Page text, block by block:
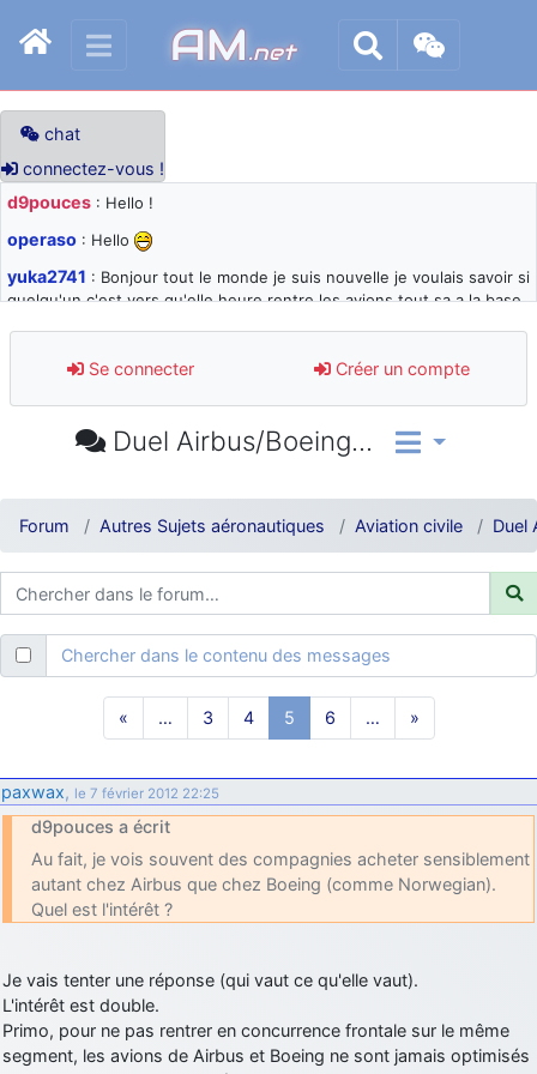
AM.net
chat
connectez-vous !
d9pouces : Hello !
operaso : Hello
yuka2741 : Bonjour tout le monde je suis nouvelle je voulais savoir si
quelqu'un c'est vers qu'elle heure rentre les avions tout sa a la base
d9pouces: désolé pour les quelques blocages du site ces derniers
jours : je teste des méthodes contre le spam et les bots trop nocifs
: Super, la nouvelle bannière
comprendre
d9pouces: ouakamois > si tu parles du sujet sur l'Armée de l'Air,
bien sûr que oui !
je suis un avion@,._,+: Bonjour je viens d'arriver il y a quelques
moi et quelques avions n'ont pas les mêmes noms qu'aujourd'hui
ouakamois: Bonjourà toutes et à tous.en espérantque ces
quelques images du Pays Basque vous auront plu ; Agur…
: Je me rattraperai à la Ferté samedi
fox_50: Bonjour, certains parmis vous étaient-ils présent au
meeting de Lann Bihoué de 2026 ?
cachée dans les pins: Coucou et excellente année 2026 à tous et
au site!
jericho: Bonne année et tous mes meilleurs voeux à tous pour
little boy: je vous souhaite un bon réveillon pour cette nouvelle
année!
jericho : Merci D9pouces, à mon tour de souhaiter un Joyeux Noël
Se connecter Créer un compte
Duel Airbus/Boeing...
Forum Autres Sujets aéronautiques Aviation civile Duel
Chercher dans le contenu des messages
« … 3 4 5 6 … »
paxwax, le 7 février 2012 22:25
d9pouces a écrit
Au fait, je vois souvent des compagnies acheter sensiblement
autant chez Airbus que chez Boeing (comme Norwegian).
Quel est l'intérêt ?
Je vais tenter une réponse (qui vaut ce qu'elle vaut).
L'intérêt est double.
Primo, pour ne pas rentrer en concurrence frontale sur le même
segment, les avions de Airbus et Boeing ne sont jamais optimisés